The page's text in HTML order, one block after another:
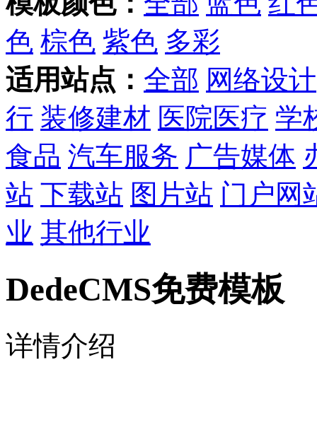
色 棕色 紫色 多彩
适用站点： 全部 网络设计
行 装修建材 医院医疗 学
食品 汽车服务 广告媒体
站 下载站 图片站 门户网
业 其他行业
DedeCMS免费模板
详情介绍